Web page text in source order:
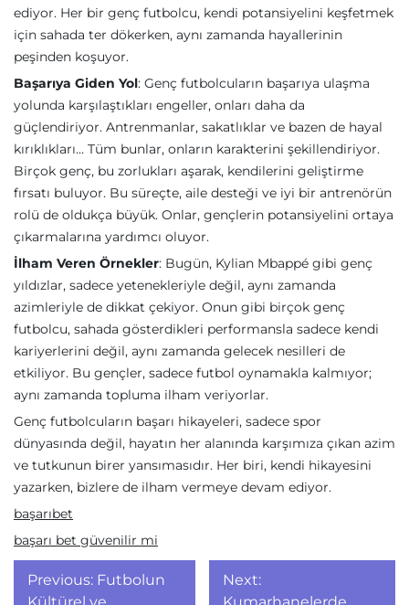
ediyor. Her bir genç futbolcu, kendi potansiyelini keşfetmek
için sahada ter dökerken, aynı zamanda hayallerinin
peşinden koşuyor.
Başarıya Giden Yol: Genç futbolcuların başarıya ulaşma
yolunda karşılaştıkları engeller, onları daha da
güçlendiriyor. Antrenmanlar, sakatlıklar ve bazen de hayal
kırıklıkları… Tüm bunlar, onların karakterini şekillendiriyor.
Birçok genç, bu zorlukları aşarak, kendilerini geliştirme
fırsatı buluyor. Bu süreçte, aile desteği ve iyi bir antrenörün
rolü de oldukça büyük. Onlar, gençlerin potansiyelini ortaya
çıkarmalarına yardımcı oluyor.
İlham Veren Örnekler: Bugün, Kylian Mbappé gibi genç
yıldızlar, sadece yetenekleriyle değil, aynı zamanda
azimleriyle de dikkat çekiyor. Onun gibi birçok genç
futbolcu, sahada gösterdikleri performansla sadece kendi
kariyerlerini değil, aynı zamanda gelecek nesilleri de
etkiliyor. Bu gençler, sadece futbol oynamakla kalmıyor;
aynı zamanda topluma ilham veriyorlar.
Genç futbolcuların başarı hikayeleri, sadece spor
dünyasında değil, hayatın her alanında karşımıza çıkan azim
ve tutkunun birer yansımasıdır. Her biri, kendi hikayesini
yazarken, bizlere de ilham vermeye devam ediyor.
başarıbet
başarı bet güvenilir mi
Yazı
Previous: Futbolun
Next: